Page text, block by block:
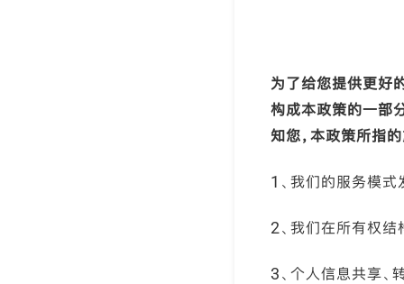
为了给您提供更好
构成本政策的一部
知您，本政策所指
1、我们的服务模式
2、我们在所有权结
3、个人信息共享、